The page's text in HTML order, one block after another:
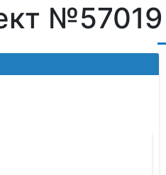
№57019